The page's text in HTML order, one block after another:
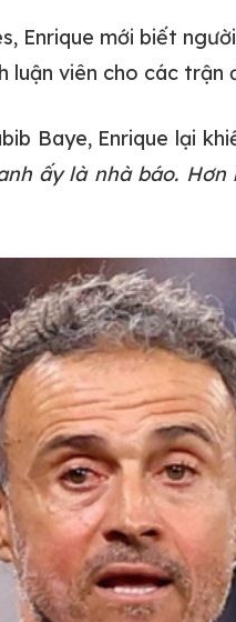
Enrique mới biết
viên cho các trận
Baye, Enrique lại
ấy là nhà báo.